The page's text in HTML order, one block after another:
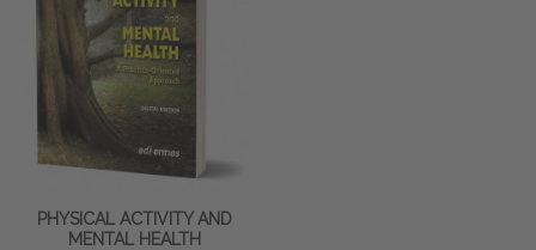
PHYSICAL ACTIVITY AND
MENTAL HEALTH